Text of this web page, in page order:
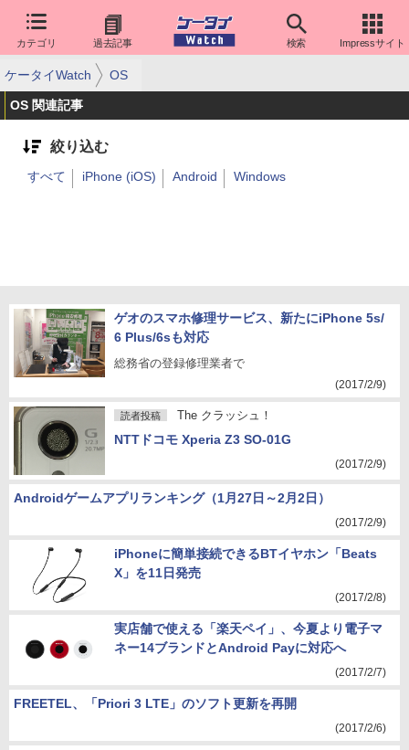
カテゴリ 過去記事 検索 Impressサイト
ケータイWatch OS
OS 関連記事
絞り込む
すべて iPhone (iOS) Android Windows
ゲオのスマホ修理サービス、新たにiPhone 5s/
6 Plus/6sも対応
総務省の登録修理業者で
(2017/2/9)
読者投稿 The クラッシュ！
NTTドコモ Xperia Z3 SO-01G
(2017/2/9)
Androidゲームアプリランキング（1月27日～2月2日）
(2017/2/9)
iPhoneに簡単接続できるBTイヤホン「Beats
X」を11日発売
(2017/2/8)
実店舗で使える「楽天ペイ」、今夏より電子マ
ネー14ブランドとAndroid Payに対応へ
(2017/2/7)
FREETEL、「Priori 3 LTE」のソフト更新を再開
(2017/2/6)